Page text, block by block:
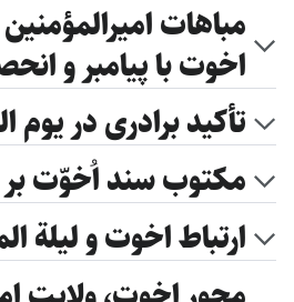
مباهات
اخوت با پیامبر و
تأکید برادری در یوم
مکتوب سند اُخوّت
ارتباط اخوت و لیلة